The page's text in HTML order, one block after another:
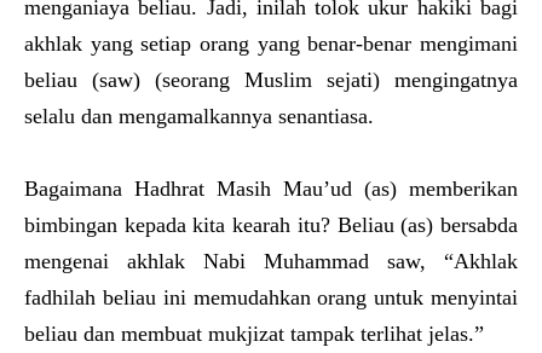
menganiaya beliau. Jadi, inilah tolok ukur hakiki bagi
akhlak yang setiap orang yang benar-benar mengimani
beliau (saw) (seorang Muslim sejati) mengingatnya
selalu dan mengamalkannya senantiasa.
Bagaimana Hadhrat Masih Mau’ud (as) memberikan
bimbingan kepada kita kearah itu? Beliau (as) bersabda
mengenai akhlak Nabi Muhammad saw, “Akhlak
fadhilah beliau ini memudahkan orang untuk menyintai
beliau dan membuat mukjizat tampak terlihat jelas.”